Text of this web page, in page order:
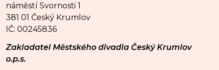
náměstí Svornosti 1
381 01 Český Krumlov
IČ: 00245836
Zakladatel Městského divadla Český Krumlov
o.p.s.